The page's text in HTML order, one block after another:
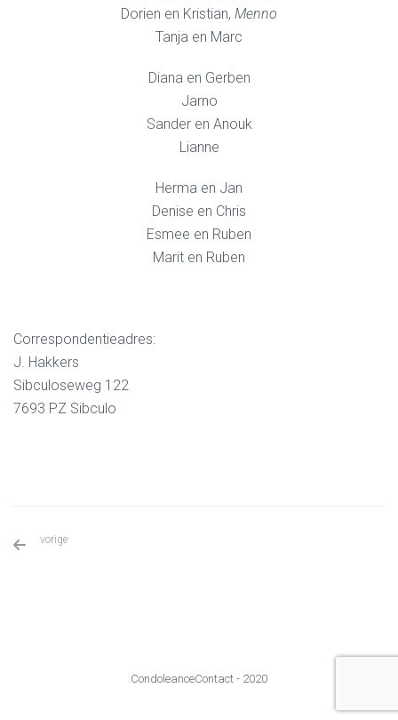
Dorien en Kristian, Menno
Tanja en Marc
Diana en Gerben
Jarno
Sander en Anouk
Lianne
Herma en Jan
Denise en Chris
Esmee en Ruben
Marit en Ruben
Correspondentieadres:
J. Hakkers
Sibculoseweg 122
7693 PZ Sibculo
vorige
CondoleanceContact - 2020